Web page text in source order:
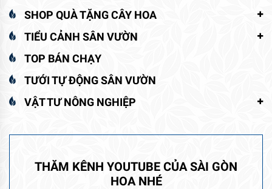
SHOP QUÀ TẶNG CÂY HOA
TIỂU CẢNH SÂN VƯỜN
TOP BÁN CHẠY
TƯỚI TỰ ĐỘNG SÂN VƯỜN
VẬT TƯ NÔNG NGHIỆP
THĂM KÊNH YOUTUBE CỦA SÀI GÒN
HOA NHÉ